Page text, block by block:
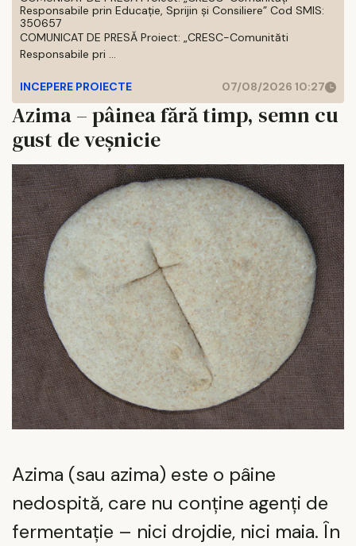
Responsabile prin Educație, Sprijin și Consiliere” Cod SMIS:
350657
COMUNICAT DE PRESĂ Proiect: „CRESC-Comunităti
Responsabile pri ...
INCEPERE PROIECTE 07/08/2026 10:27
Azima – pâinea fără timp, semn cu
gust de veșnicie
Azima (sau azima) este o pâine
nedospită, care nu conține agenți de
fermentație – nici drojdie, nici maia. În